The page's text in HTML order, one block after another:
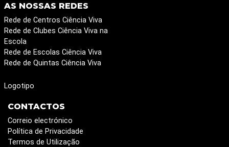
AS NOSSAS REDES
Rede de Centros Ciência Viva
Rede de Clubes Ciência Viva na
Escola
Rede de Escolas Ciência Viva
Rede de Quintas Ciência Viva
Logotipo
CONTACTOS
Correio electrónico
Política de Privacidade
Termos de Utilização